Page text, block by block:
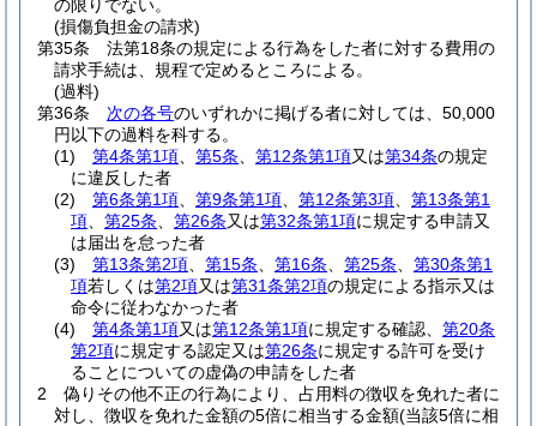
の限りでない。
(損傷負担金の請求)
第35条
法第18条の規定による行為をした者に対する費用の
請求手続は、規程で定めるところによる。
(過料)
第36条
次の各号のいずれかに掲げる者に対しては、50,000
円以下の過料を科する。
(1)
第4条第1項 第5条 第12条第1項又は第34条の規定
に違反した者
(2)
第6条第1項 第9条第1項 第12条第3項
第13条第1
項
第25条 第26条又は第32条第1項に規定する申請又
は届出を怠った者
(3)
第13条第2項 第15条 第16条 第25条
第30条第1
項若しくは第2項又は第31条第2項の規定による指示又は
命令に従わなかった者
(4)
第4条第1項又は第12条第1項に規定する確認、 第20条
第2項に規定する認定又は第26条に規定する許可を受け
ることについての虚偽の申請をした者
2
偽りその他不正の行為により、占用料の徴収を免れた者に
対し、徴収を免れた金額の5倍に相当する金額(当該5倍に相